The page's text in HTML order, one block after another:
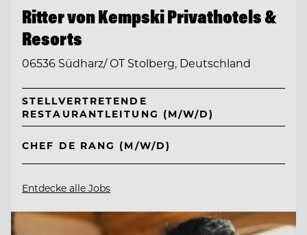
Ritter von Kempski Privathotels &
Resorts
06536 Südharz/ OT Stolberg, Deutschland
STELLVERTRETENDE
RESTAURANTLEITUNG (M/W/D)
CHEF DE RANG (M/W/D)
Entdecke alle Jobs